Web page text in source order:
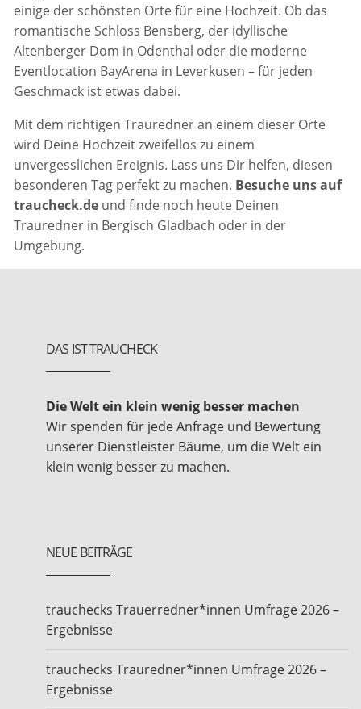
einige der schönsten Orte für eine Hochzeit. Ob das
romantische Schloss Bensberg, der idyllische
Altenberger Dom in Odenthal oder die moderne
Eventlocation BayArena in Leverkusen – für jeden
Geschmack ist etwas dabei.
Mit dem richtigen Trauredner an einem dieser Orte
wird Deine Hochzeit zweifellos zu einem
unvergesslichen Ereignis. Lass uns Dir helfen, diesen
besonderen Tag perfekt zu machen. Besuche uns auf
traucheck.de und finde noch heute Deinen
Trauredner in Bergisch Gladbach oder in der
Umgebung.
DAS IST TRAUCHECK
Die Welt ein klein wenig besser machen
Wir spenden für jede Anfrage und Bewertung
unserer Dienstleister Bäume, um die Welt ein
klein wenig besser zu machen.
NEUE BEITRÄGE
trauchecks Trauerredner*innen Umfrage 2026 –
Ergebnisse
trauchecks Trauredner*innen Umfrage 2026 –
Ergebnisse